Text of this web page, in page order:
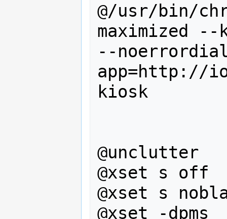
@/usr/bin/
maximized
--
app=http://
kiosk
@unclutter
@xset s off
@xset s